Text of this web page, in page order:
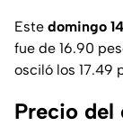
Este domingo
fue de 16.90
osciló los 17.49
Precio del